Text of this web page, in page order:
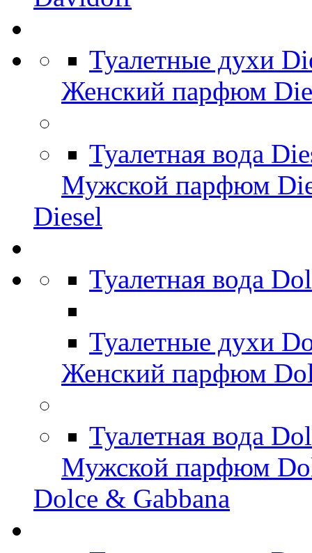
Туалетные духи
Женский парфюм
Туалетная вода
Мужской парфюм
Diesel
Туалетная вода
Туалетные духи
Женский парфюм
Туалетная вода
Мужской парфюм
Dolce & Gabbana